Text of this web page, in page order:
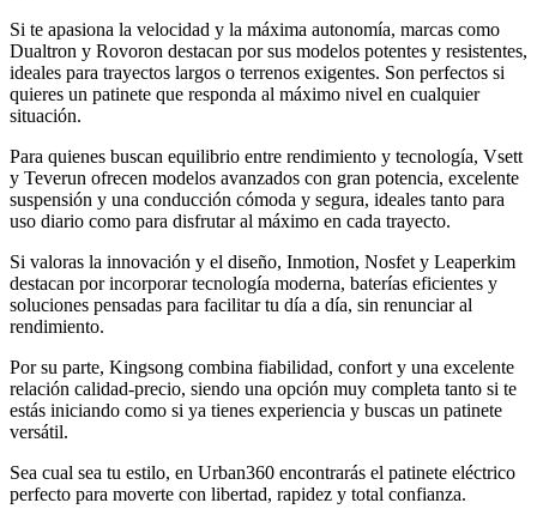
Si te apasiona la velocidad y la máxima autonomía, marcas como
Dualtron y Rovoron destacan por sus modelos potentes y resistentes,
ideales para trayectos largos o terrenos exigentes. Son perfectos si
quieres un patinete que responda al máximo nivel en cualquier
situación.
Para quienes buscan equilibrio entre rendimiento y tecnología, Vsett
y Teverun ofrecen modelos avanzados con gran potencia, excelente
suspensión y una conducción cómoda y segura, ideales tanto para
uso diario como para disfrutar al máximo en cada trayecto.
Si valoras la innovación y el diseño, Inmotion, Nosfet y Leaperkim
destacan por incorporar tecnología moderna, baterías eficientes y
soluciones pensadas para facilitar tu día a día, sin renunciar al
rendimiento.
Por su parte, Kingsong combina fiabilidad, confort y una excelente
relación calidad-precio, siendo una opción muy completa tanto si te
estás iniciando como si ya tienes experiencia y buscas un patinete
versátil.
Sea cual sea tu estilo, en Urban360 encontrarás el patinete eléctrico
perfecto para moverte con libertad, rapidez y total confianza.